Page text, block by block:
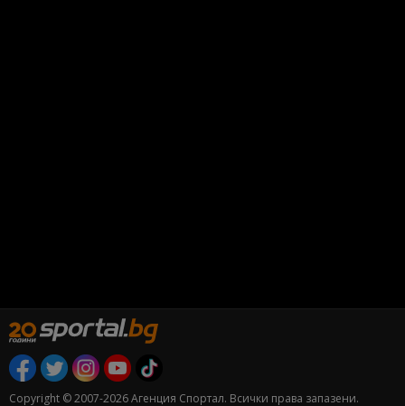
Copyright © 2007-2026 Агенция Спортал. Всички права запазени.